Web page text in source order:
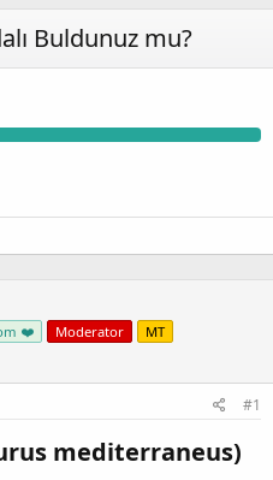
Buldunuz mu?
❤️ Moderator MT
#1
mediterraneus)